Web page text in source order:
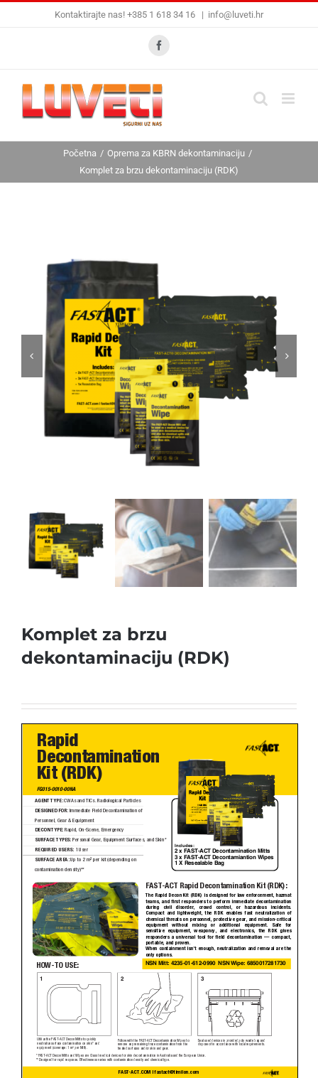
Kontaktirajte nas! +385 1 618 34 16 | info@luveti.hr
Facebook
Početna
Oprema za KBRN dekontaminaciju
Komplet za brzu dekontaminaciju (RDK)
Komplet za brzu
dekontaminaciju (RDK)